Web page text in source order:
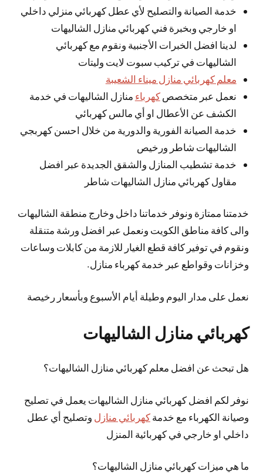
خدمة الصيانة والتصليح لأي عطل كهربائي منزلي داخلي
او خارجي وبخبرة فني كهربائي منازل الشاليهات
لدينا افضل الخبرات الأجنبية ونقوم مع كهربائي
الشاليهات في تركيب سبوت لايت وليتات
معلم كهربائي منازل ميناء الشعيبة
نعمل عبر متخصصكهرباء منازل الشاليهات في خدمة
الكشف عن الأعطال او أي مالس كهربائي
خدمة الصيانة الفورية والدورية من خلال احسن كهربجي
الشاليهات شاطر ورخيص
خدمة تشطيب المنازل والشقق الجديدة عبر افضل
مقاول كهربائي منازل الشاليهات شاطر
خدمتنا ممتازة ونوفر خدماتنا داخل وخارج منطقة الشاليهات
والى كافة مناطق الكويت ونعمل عبر افضل ورشة متنقلة
ونقوم في توفير كافة قطع الغيار للازمة من كابلات وساعات
وخزانات وقواطع عبر خدمة كهرباء منازل.
نعمل على مدار اليوم وطيلة أيام الأسبوع وبأسعار رخيصة
كهربائي منازل الشاليهات
هل تبحث عن افضل معلم كهربائي منازل الشاليهات؟
نوفر لكم افضل كهربائي منازل الشاليهات يعمل في تصليح
وصيانة الكهرباء مع خدمة كهربائي منازل وتصليح أي عطل
داخلي او خارجي في كهربائية المنزل
ما هي ميزات كهربائي منازل الشاليهات؟